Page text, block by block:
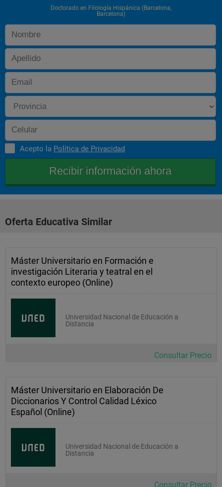
Doctorado en Filología Hispánica (Barcelona,
Barcelona)
Acepto la Política de Privacidad
Oferta Educativa Similar
Máster Universitario en Formación e
investigación Literaria y teatral en el
contexto europeo (Online)
Universidad Nacional de Educación a
Distancia
Consultar Precio
Máster Universitario en Elaboración De
Diccionarios Y Control Calidad Léxico
Español (Online)
Universidad Nacional de Educación a
Distancia
Consultar Precio